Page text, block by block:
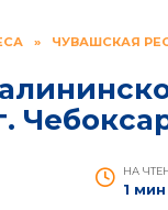
» ЧУВАШСКАЯ
НА
1 мин